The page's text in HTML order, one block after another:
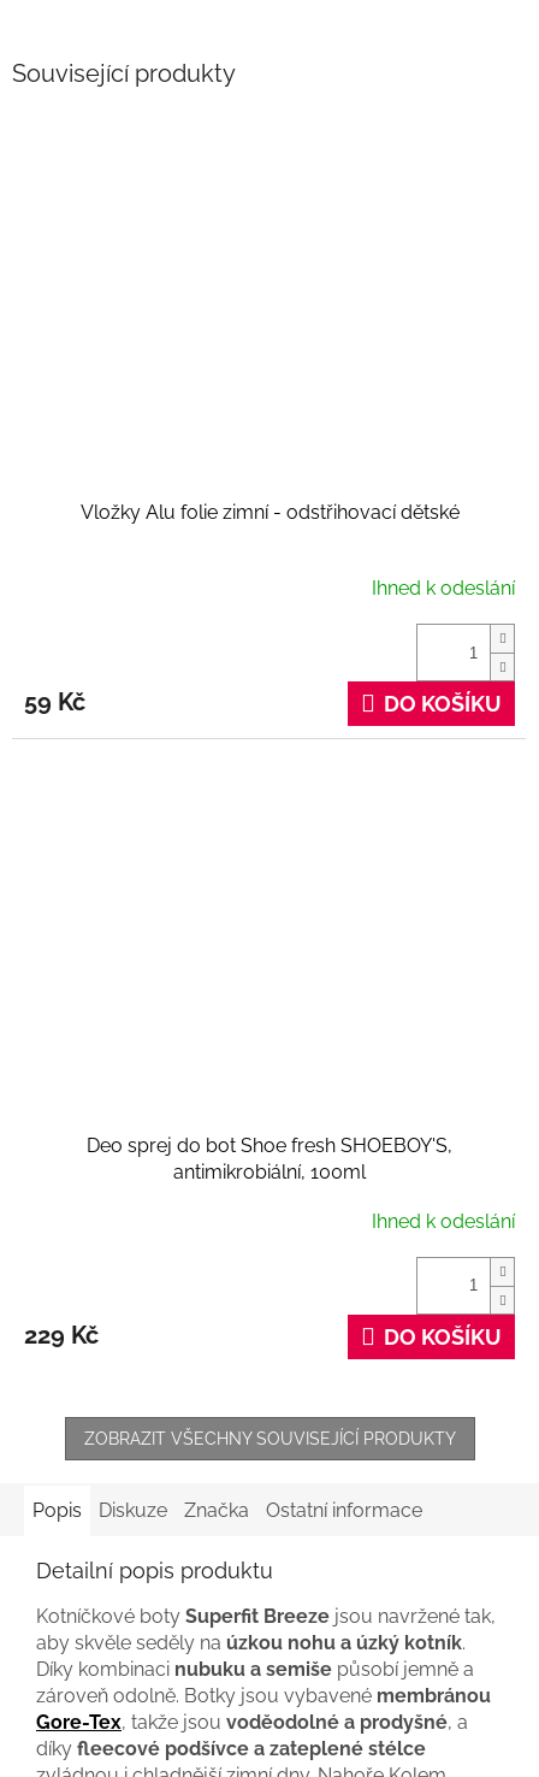
Související produkty
Vložky Alu folie zimní - odstřihovací dětské
Ihned k odeslání
59 Kč DO KOŠÍKU
Deo sprej do bot Shoe fresh SHOEBOY'S,
antimikrobiální, 100ml
Ihned k odeslání
229 Kč DO KOŠÍKU
ZOBRAZIT VŠECHNY SOUVISEJÍCÍ PRODUKTY
Popis Diskuze Značka Ostatní informace
Detailní popis produktu
Kotníčkové boty Superfit Breeze jsou navržené tak,
aby skvěle seděly na úzkou nohu a úzký kotník.
Díky kombinaci nubuku a semiše působí jemně a
zároveň odolně. Botky jsou vybavené membránou
Gore-Tex, takže jsou voděodolné a prodyšné, a
díky fleecové podšívce a zateplené stélce